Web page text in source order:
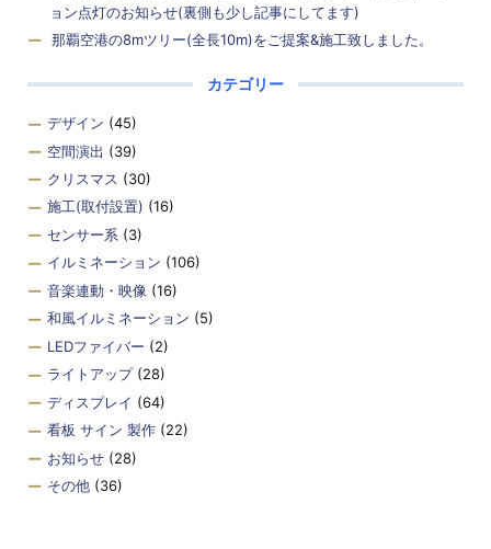
ョン点灯のお知らせ(裏側も少し記事にしてます)
那覇空港の8mツリー(全長10m)をご提案&施工致しました。
カテゴリー
デザイン (45)
空間演出 (39)
クリスマス (30)
施工(取付設置) (16)
センサー系 (3)
イルミネーション (106)
音楽連動・映像 (16)
和風イルミネーション (5)
LEDファイバー (2)
ライトアップ(28)
ディスプレイ (64)
看板 サイン 製作 (22)
お知らせ (28)
その他 (36)